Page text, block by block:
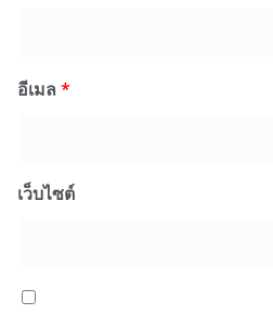
อีเมล *
เว็บไซต์